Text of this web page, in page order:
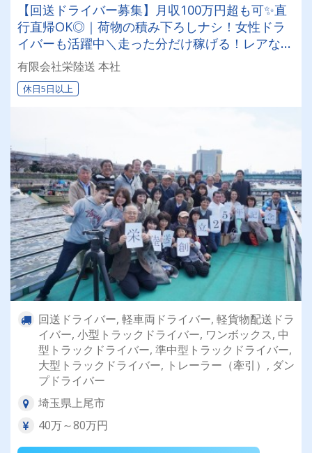
【回送ドライバー募集】月収100万円超も可✨直
行直帰OK◎｜荷物の積み下ろしナシ！女性ドラ
イバーも活躍中＼走った分だけ稼げる！レアな車
両に乗れるチャンスも☆彡／
有限会社栄陸送 本社
休日5日以上
回送ドライバー, 軽車両ドライバー, 軽貨物配送ドラ
イバー, 小型トラックドライバー, ワンボックス, 中
型トラックドライバー, 準中型トラックドライバー,
大型トラックドライバー, トレーラー（牽引）, ダン
プドライバー
埼玉県上尾市
40万～80万円